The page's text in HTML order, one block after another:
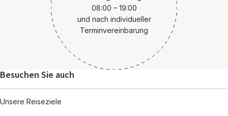
08:00 – 19:00
und nach individueller
Terminvereinbarung
Besuchen Sie auch
Unsere Reiseziele